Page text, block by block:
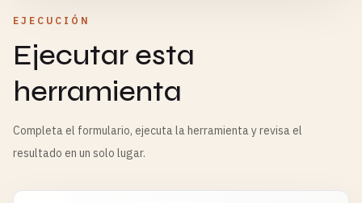
EJECUCIÓN
Ejecutar esta
herramienta
Completa el formulario, ejecuta la herramienta y revisa el
resultado en un solo lugar.